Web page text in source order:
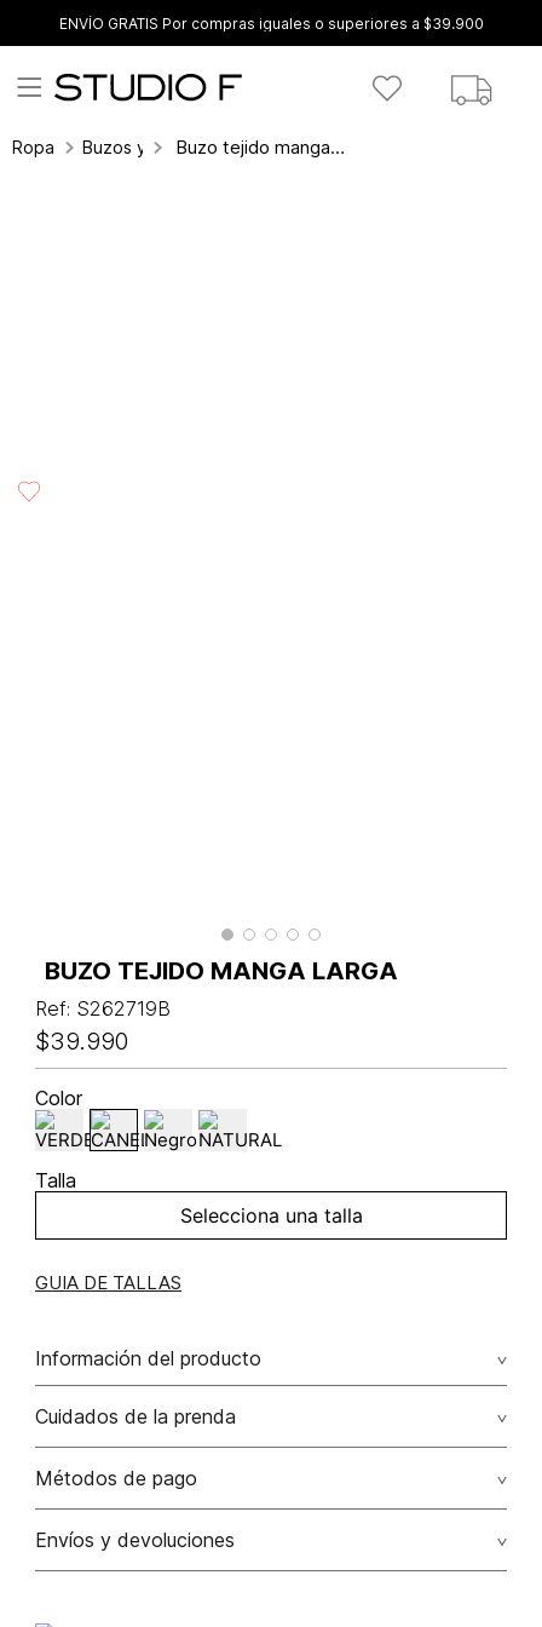
ENVÍO GRATIS Por compras iguales o superiores a $39.900
Ropa Buzos y sweaters Buzo tejido manga larga
BUZO TEJIDO MANGA LARGA
Ref: S262719B
$39.990
Color
Talla
Selecciona una talla
GUIA DE TALLAS
Información del producto
Buso tejido manga larga 70.00% viscosa/viscose30.00%
poliamida/polyamide
Cuidados de la prenda
Métodos de pago
Tarjetas de crédito: Visa, Dinners, Master Card y American
Envíos y devoluciones